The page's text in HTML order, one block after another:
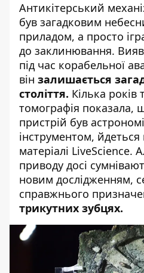
Антикітерський
був загадковим
приладом, а просто
до заклинювання.
під час корабельної
він залишається
століття. Кілька
томографія показала,
пристрій був
інструментом, йдеться
матеріалі LiveScience.
приводу досі
новим дослідженням,
справжнього
трикутних зубцях.